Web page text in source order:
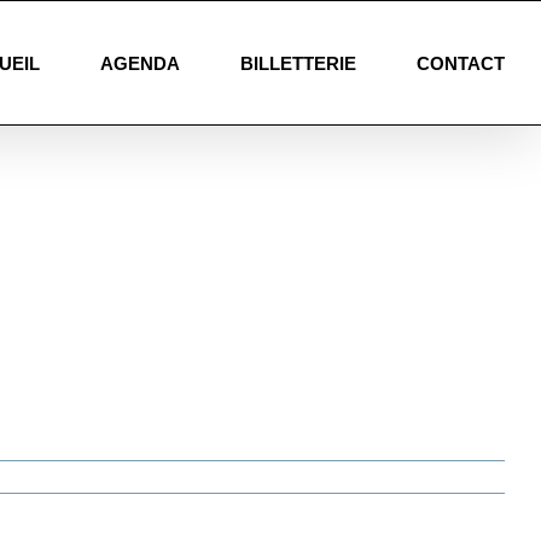
AGENDA BILLETTERIE CONTACT